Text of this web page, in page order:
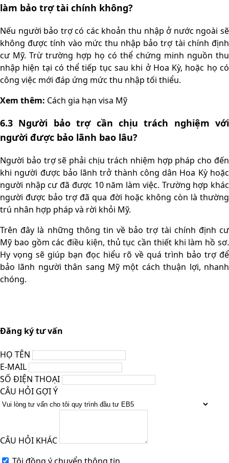
làm bảo trợ tài chính không?
Nếu người bảo trợ có các khoản thu nhập ở nước ngoài sẽ
không được tính vào mức thu nhập bảo trợ tài chính định
cư Mỹ. Trừ trường hợp họ có thể chứng minh nguồn thu
nhập hiện tại có thể tiếp tục sau khi ở Hoa Kỳ, hoặc họ có
công việc mới đáp ứng mức thu nhập tối thiểu.
Xem thêm: Cách gia hạn visa Mỹ
6.3 Người bảo trợ cần chịu trách nghiệm với
người được bảo lãnh bao lâu?
Người bảo trợ sẽ phải chịu trách nhiệm hợp pháp cho đến
khi người được bảo lãnh trở thành công dân Hoa Kỳ hoặc
người nhập cư đã được 10 năm làm việc. Trường hợp khác
người được bảo trợ đã qua đời hoặc không còn là thường
trú nhân hợp pháp và rời khỏi Mỹ.
Trên đây là những thông tin về bảo trợ tài chính định cư
Mỹ bao gồm các điều kiện, thủ tục cần thiết khi làm hồ sơ.
Hy vọng sẽ giúp bạn đọc hiểu rõ về quá trình bảo trợ để
bảo lãnh người thân sang Mỹ một cách thuận lợi, nhanh
chóng.
Đăng ký tư vấn
HỌ TÊN
E-MAIL
SỐ ĐIỆN THOẠI
CÂU HỎI GỢI Ý
CÂU HỎI KHÁC